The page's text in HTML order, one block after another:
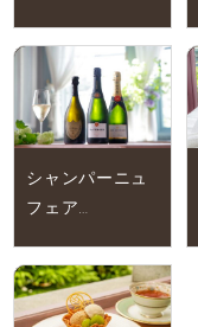
年9月25日
（金）・一組限
定 】
シャンパーニュ
フェア
月1日(月)～8月31
日(月)】